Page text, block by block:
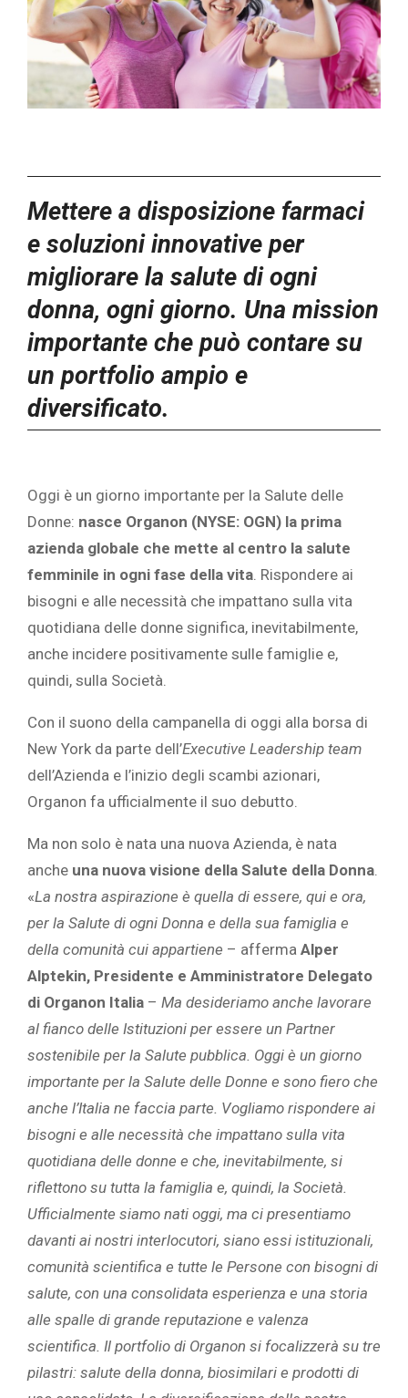
Mettere a disposizione farmaci
e soluzioni innovative per
migliorare la salute di ogni
donna, ogni giorno. Una mission
importante che può contare su
un portfolio ampio e
diversificato.
Oggi è un giorno importante per la Salute delle
Donne: nasce Organon (NYSE: OGN) la prima
azienda globale che mette al centro la salute
femminile in ogni fase della vita. Rispondere ai
bisogni e alle necessità che impattano sulla vita
quotidiana delle donne significa, inevitabilmente,
anche incidere positivamente sulle famiglie e,
quindi, sulla Società.
Con il suono della campanella di oggi alla borsa di
New York da parte dell’Executive Leadership team
dell’Azienda e l’inizio degli scambi azionari,
Organon fa ufficialmente il suo debutto.
Ma non solo è nata una nuova Azienda, è nata
anche una nuova visione della Salute della Donna.
«La nostra aspirazione è quella di essere, qui e ora,
per la Salute di ogni Donna e della sua famiglia e
della comunità cui appartiene – afferma Alper
Alptekin, Presidente e Amministratore Delegato
di Organon Italia – Ma desideriamo anche lavorare
al fianco delle Istituzioni per essere un Partner
sostenibile per la Salute pubblica. Oggi è un giorno
importante per la Salute delle Donne e sono fiero che
anche l’Italia ne faccia parte. Vogliamo rispondere ai
bisogni e alle necessità che impattano sulla vita
quotidiana delle donne e che, inevitabilmente, si
riflettono su tutta la famiglia e, quindi, la Società.
Ufficialmente siamo nati oggi, ma ci presentiamo
davanti ai nostri interlocutori, siano essi istituzionali,
comunità scientifica e tutte le Persone con bisogni di
salute, con una consolidata esperienza e una storia
alle spalle di grande reputazione e valenza
scientifica. Il portfolio di Organon si focalizzerà su tre
pilastri: salute della donna, biosimilari e prodotti di